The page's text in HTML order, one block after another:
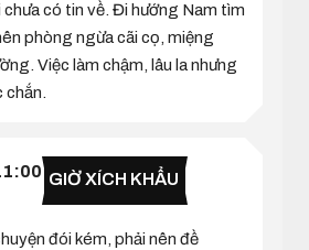
chưa có tin về. Đi hướng Nam tìm
phòng ngừa cãi cọ, miệng
Việc làm chậm, lâu la nhưng
GIỜ XÍCH KHẨU
đói kém, phải nên đề